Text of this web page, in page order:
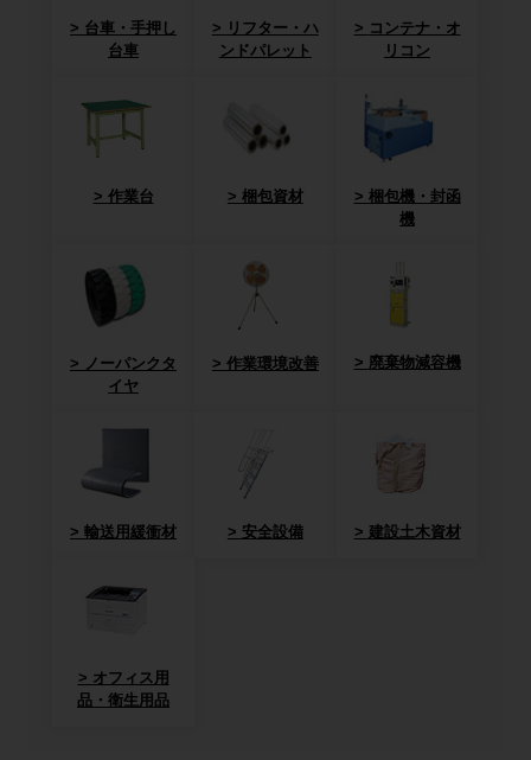
台車・手押し
台車
リフター・ハ
ンドパレット
コンテナ・オ
リコン
作業台 梱包資材
梱包機・封函
機
ノーパンクタ
イヤ
作業環境改善 廃棄物減容機
輸送用緩衝材 安全設備 建設土木資材
オフィス用
品・衛生用品